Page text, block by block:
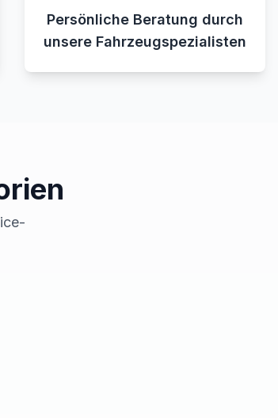
Persönliche Beratung durch
unsere Fahrzeugspezialisten